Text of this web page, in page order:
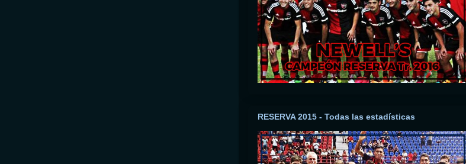
RESERVA 2015 - Todas las estadísticas